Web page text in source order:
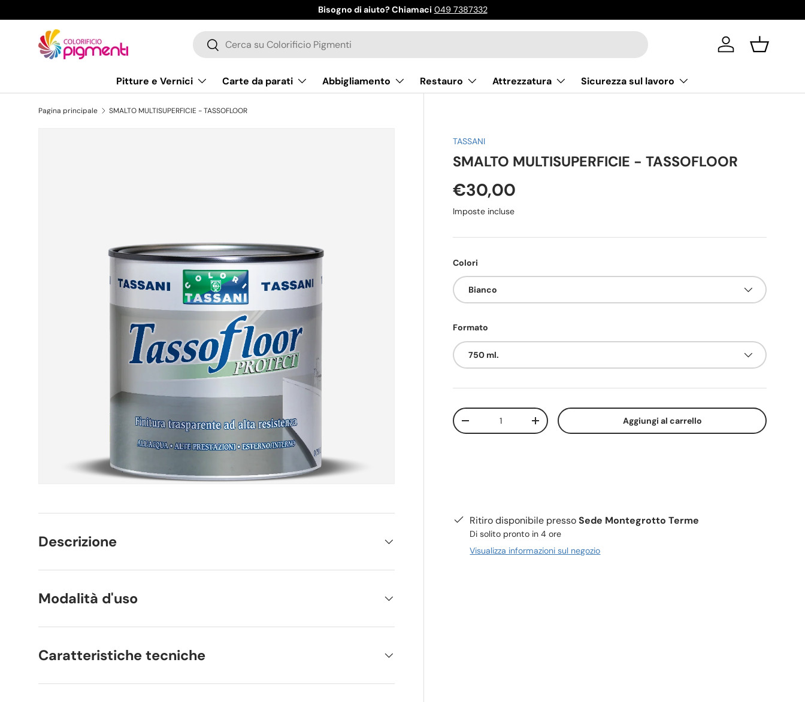
Passa ai contenuti
Bisogno di aiuto? Chiamaci 049 7387332
Cerca
Cerca AccediCestino
Pitture e Vernici Carte da parati Abbigliamento Restauro Attrezzatura Sicurezza sul lavoro
Pagina principale SMALTO MULTISUPERFICIE - TASSOFLOOR
TASSANI
SMALTO MULTISUPERFICIE - TASSOFLOOR
€30,00
Imposte incluse
Colori
Bianco
Formato
750 ml.
Q.tà
-
+ Aggiungi al carrello
Ritiro disponibile pressoSede Montegrotto Terme
Di solito pronto in 4 ore
Visualizza informazioni sul negozio
Descrizione
Modalità d'uso
Caratteristiche tecniche